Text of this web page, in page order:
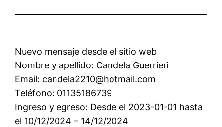
Nuevo mensaje desde el sitio web
Nombre y apellido: Candela Guerrieri
Email: candela2210@hotmail.com
Teléfono: 01135186739
Ingreso y egreso: Desde el 2023-01-01 hasta
el 10/12/2024 – 14/12/2024